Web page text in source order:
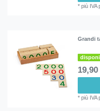
*più IVA
Grandi
*più IVA